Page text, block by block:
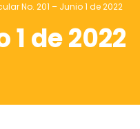
No. 201 – Junio 1 de 2022
de 2022